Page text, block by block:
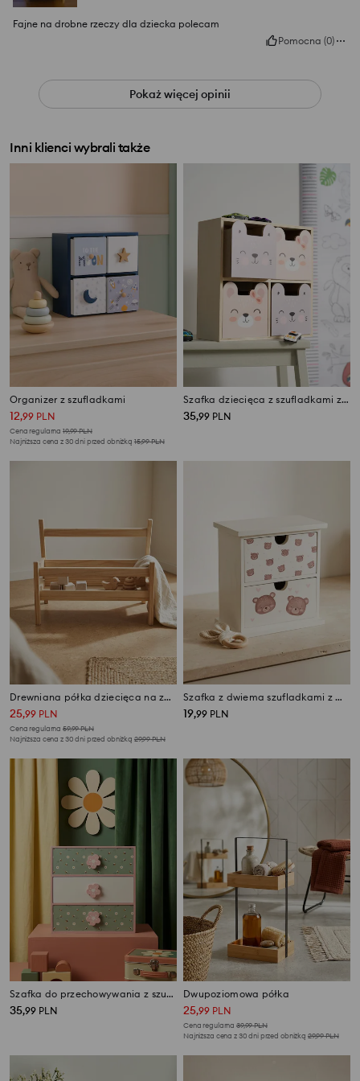
Fajne na drobne rzeczy dla dziecka polecam
Pomocna (0)
Pokaż więcej opinii
Inni klienci wybrali także
Organizer z szufladkami
12,99 PLN
Cena regularna 19,99PLN
Najniższa cena z 30 dni przed obniżką 15,99PLN
Szafka dziecięca z szufladkami z motywem misia
35,99 PLN
Drewniana półka dziecięca na zabawki
25,99 PLN
Cena regularna 59,99PLN
Najniższa cena z 30 dni przed obniżką 29,99PLN
Szafka z dwiema szufladkami z motywem misia
19,99 PLN
Szafka do przechowywania z szufladami z motywem pszczół i kwiatów
35,99 PLN
Dwupoziomowa półka
25,99 PLN
Cena regularna 39,99PLN
Najniższa cena z 30 dni przed obniżką 29,99PLN